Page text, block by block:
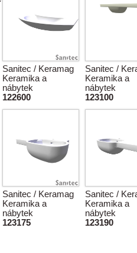
Sanitec / Keramag
Keramika a
nábytek
122600
Sanitec /
Keramika a
nábytek
123100
Sanitec / Keramag
Keramika a
nábytek
123175
Sanitec /
Keramika a
nábytek
123190